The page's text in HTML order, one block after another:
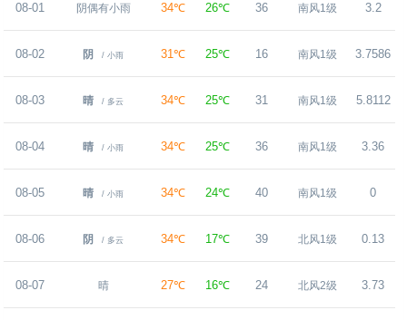
08-01 阴偶有小雨 34℃ 26℃ 36 南风1级 3.2
08-02 阴 / 小雨 31℃ 25℃ 16 南风1级 3.7586
08-03 晴 / 多云 34℃ 25℃ 31 南风1级 5.8112
08-04 晴 / 小雨 34℃ 25℃ 36 南风1级 3.36
08-05 晴 / 小雨 34℃ 24℃ 40 南风1级 0
08-06 阴 / 多云 34℃ 17℃ 39 北风1级 0.13
08-07 晴 27℃ 16℃ 24 北风2级 3.73